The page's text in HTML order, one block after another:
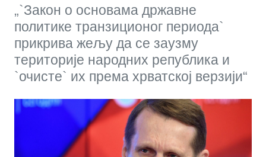
„`Закон о основама државне
политике транзиционог периода`
прикрива жељу да се заузму
територије народних република и
`очисте` их према хрватској верзији“